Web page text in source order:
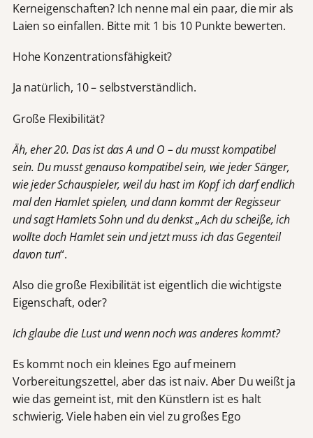
Kerneigenschaften? Ich nenne mal ein paar, die mir als
Laien so einfallen. Bitte mit 1 bis 10 Punkte bewerten.
Hohe Konzentrationsfähigkeit?
Ja natürlich, 10 – selbstverständlich.
Große Flexibilität?
Äh, eher 20. Das ist das A und O – du musst kompatibel
sein. Du musst genauso kompatibel sein, wie jeder Sänger,
wie jeder Schauspieler, weil du hast im Kopf ich darf endlich
mal den Hamlet spielen, und dann kommt der Regisseur
und sagt Hamlets Sohn und du denkst „Ach du scheiße, ich
wollte doch Hamlet sein und jetzt muss ich das Gegenteil
davon tun“.
Also die große Flexibilität ist eigentlich die wichtigste
Eigenschaft, oder?
Ich glaube die Lust und wenn noch was anderes kommt?
Es kommt noch ein kleines Ego auf meinem
Vorbereitungszettel, aber das ist naiv. Aber Du weißt ja
wie das gemeint ist, mit den Künstlern ist es halt
schwierig. Viele haben ein viel zu großes Ego